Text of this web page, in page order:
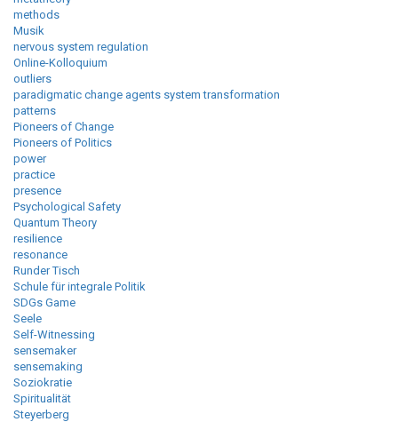
methods
Musik
nervous system regulation
Online-Kolloquium
outliers
paradigmatic change agents system transformation
patterns
Pioneers of Change
Pioneers of Politics
power
practice
presence
Psychological Safety
Quantum Theory
resilience
resonance
Runder Tisch
Schule für integrale Politik
SDGs Game
Seele
Self-Witnessing
sensemaker
sensemaking
Soziokratie
Spiritualität
Steyerberg